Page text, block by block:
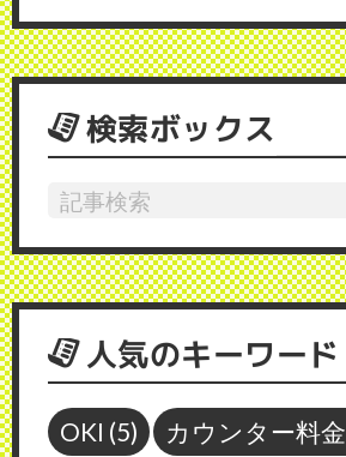
検索ボックス
人気のキーワード
OKI (5) カウンター料金